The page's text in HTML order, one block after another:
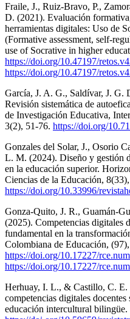
Fraile, J., Ruiz-Bravo, P.,
D. (2021). Evaluación
herramientas digitales: Uso de
(Formative assessment, self-
use of Socrative in higher
https://doi.org/10.47197/
https://doi.org/10.47197/
García, J. A. G., Saldívar, J.
Revisión sistemática de
de Investigación Educativa,
3(2), 51-76. https://doi.org/
Gonzales del Solar, J., Osorio
L. M. (2024). Diseño y gestión
en la educación superior.
Ciencias de la Educación,
https://doi.org/10.33996/
Gonza-Quito, J. R., Guamán-
(2025). Competencias digitales
fundamental en la
Colombiana de Educación,
https://doi.org/10.17227/
https://doi.org/10.17227/
Herhuay, I. L., & Castillo, C. E.
competencias digitales
educación intercultural